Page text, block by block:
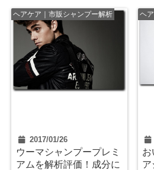
ヘアケア｜市販シャンプー解析
2017/01/26
ウーマシャンプープレミ
アムを解析評価！成分に
ヘ
お
ア